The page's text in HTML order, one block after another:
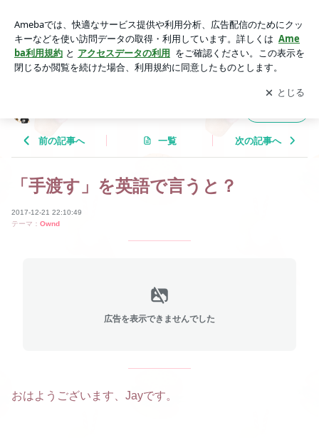
アプリをダウンロードして ブログの更新通知
を受け取りまし
ょう。
開く
前の記事へ 一覧 次の記事へ
「手渡す」を英語で言うと？
2017-12-21 22:10:49
テーマ： Ownd
広告を表示できませんでした
おはようございます、Jayです。